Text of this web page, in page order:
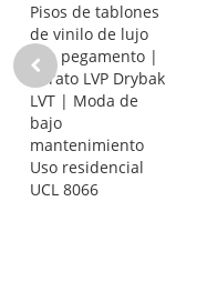
Pisos de tablones
de vinilo de lujo
con pegamento |
Barato LVP Drybak
LVT | Moda de
bajo
mantenimiento
Uso residencial
UCL 8066